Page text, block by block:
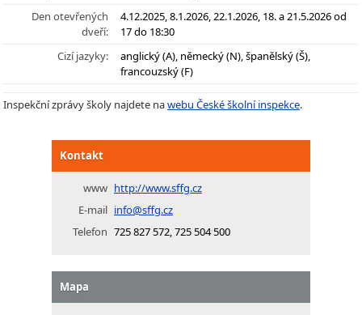
Den otevřených
dveří:
4.12.2025, 8.1.2026, 22.1.2026, 18. a 21.5.2026 od
17 do 18:30
Cizí jazyky:
anglický (A), německý (N), španělský (Š),
francouzský (F)
Inspekční zprávy školy najdete nawebu České školní inspekce.
Kontakt
www http://www.sffg.cz
E-mail info@sffg.cz
Telefon 725 827 572, 725 504 500
Mapa